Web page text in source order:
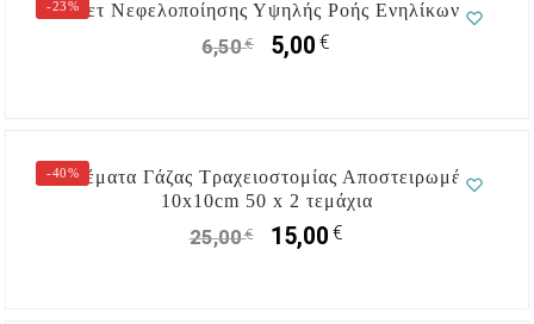
-23%Σετ Νεφελοποίησης Υψηλής Ροής Ενηλίκων
6,50€ 5,00€
-40%
Επιθέματα Γάζας Τραχειοστομίας Αποστειρωμένες
10x10cm 50 x 2 τεμάχια
25,00€ 15,00€